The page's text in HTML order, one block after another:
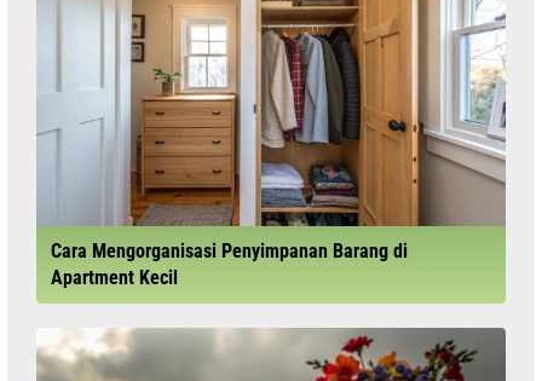
Cara Mengorganisasi Penyimpanan Barang di
Apartment Kecil